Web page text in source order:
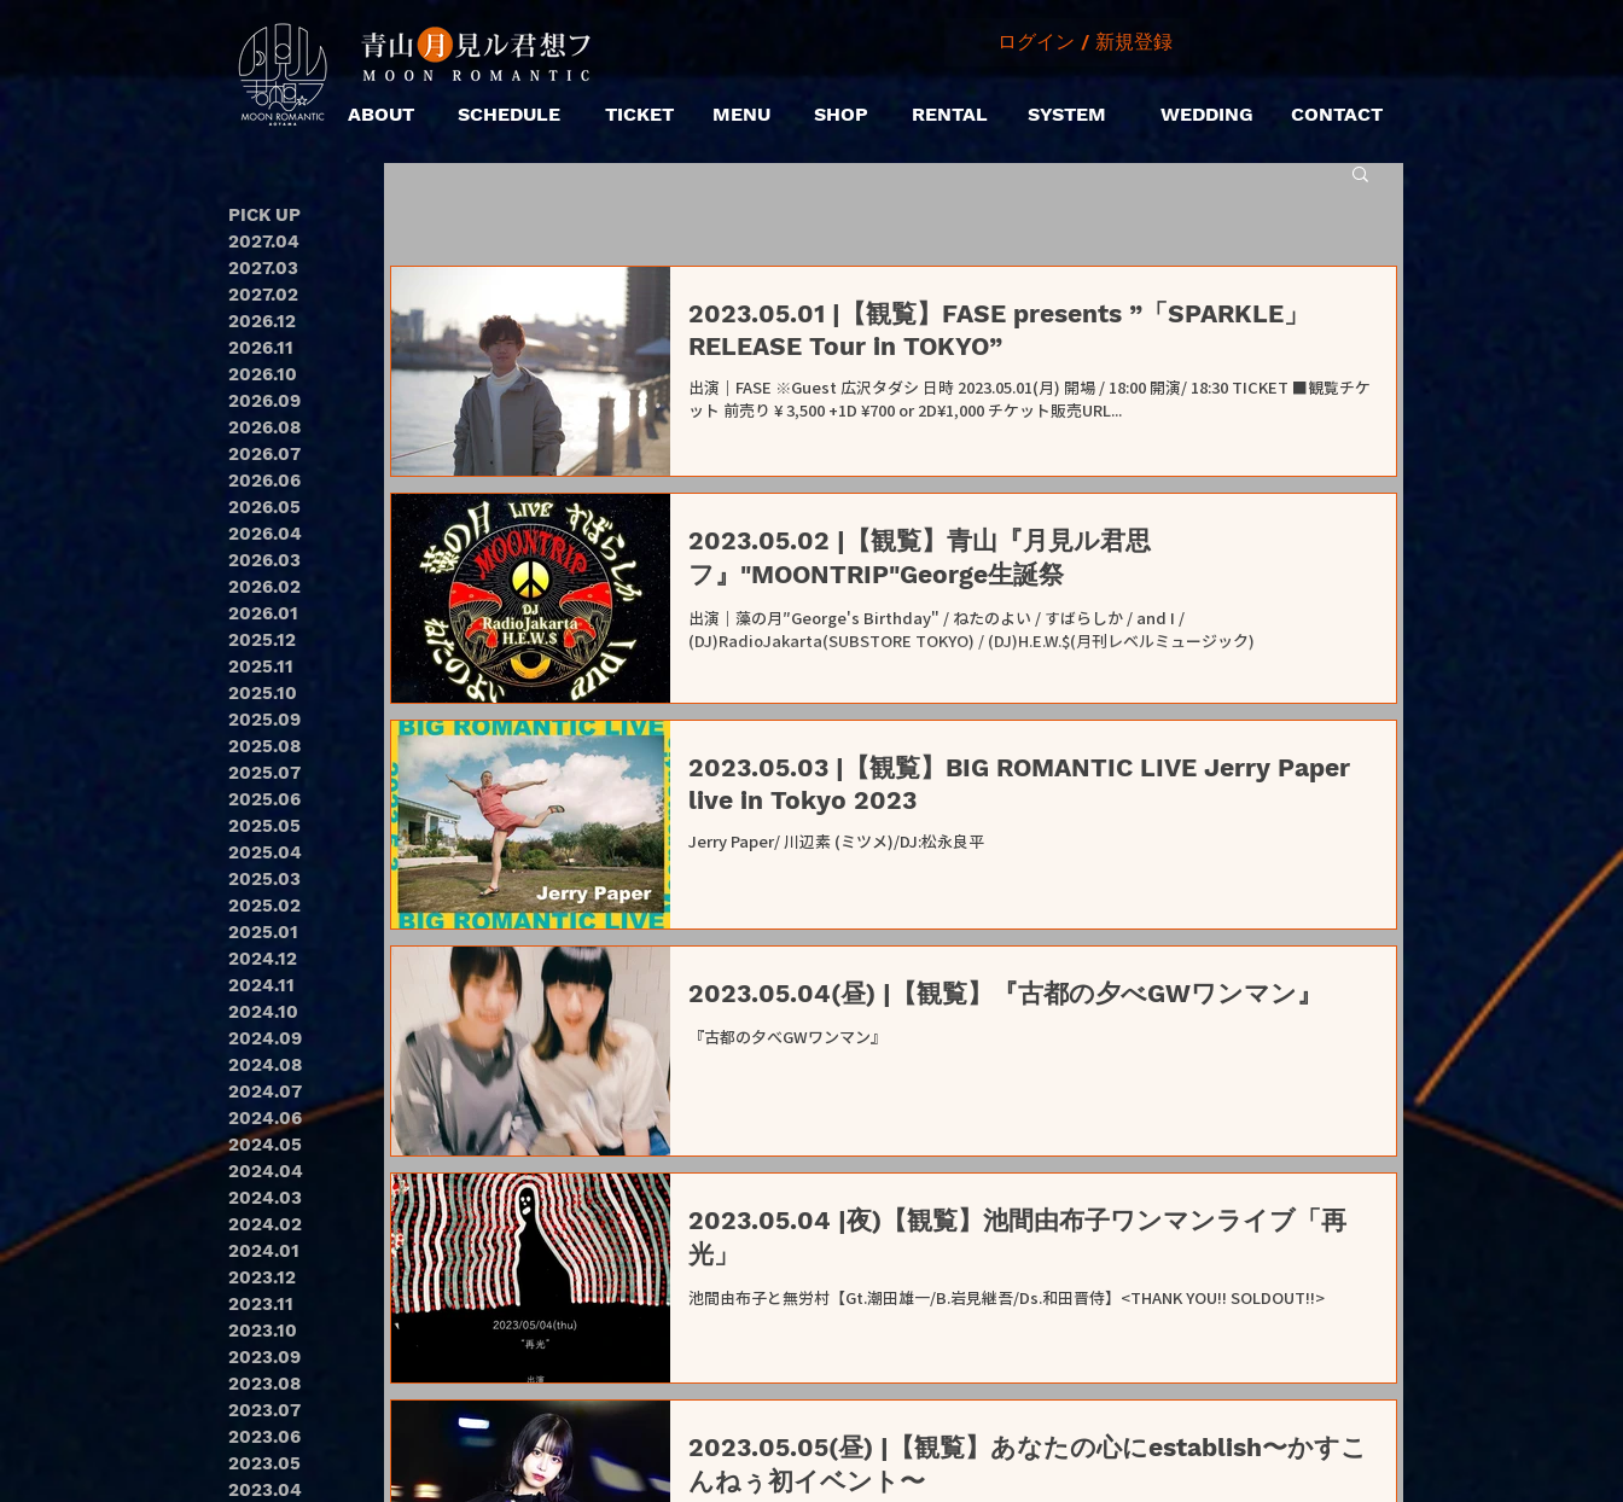
ABOUT SCHEDULE TICKET MENU SHOP
ログイン / 新規登録
RENTAL SYSTEM WEDDING CONTACT
PICK UP
2027.04
2027.03
2027.02
2026.12
2026.11
2026.10
2026.09
2026.08
2026.07
2026.06
2026.05
2026.04
2026.03
2026.02
2026.01
2025.12
2025.11
2025.10
2025.09
2025.08
2025.07
2025.06
2025.05
2025.04
2025.03
2025.02
2025.01
2024.12
2024.11
2024.10
2024.09
2024.08
2024.07
2024.06
2024.05
2024.04
2024.03
2024.02
2024.01
2023.12
2023.11
2023.10
2023.09
2023.08
2023.07
2023.06
2023.05
2023.04
2023.05.01 |【観覧】FASE presents ”「SPARKLE」
RELEASE Tour in TOKYO”
出演｜FASE ※Guest 広沢タダシ 日時 2023.05.01(月) 開場 / 18:00 開演/ 18:30 TICKET ■観覧チケ
ット 前売り ¥ 3,500 +1D ¥700 or 2D¥1,000 チケット販売URL...
2023.05.02 |【観覧】青山『月見ル君思
フ』"MOONTRIP"George生誕祭
出演｜藻の月″George's Birthday" / ねたのよい / すばらしか / and I /
(DJ)RadioJakarta(SUBSTORE TOKYO) / (DJ)H.E.W.$(月刊レベルミュージック)
2023.05.03 |【観覧】BIG ROMANTIC LIVE Jerry Paper
live in Tokyo 2023
Jerry Paper/ 川辺素 (ミツメ)/DJ:松永良平
2023.05.04(昼) |【観覧】『古都の夕べGWワンマン』
『古都の夕べGWワンマン』
2023.05.04 |夜)【観覧】池間由布子ワンマンライブ「再
光」
池間由布子と無労村【Gt.潮田雄一/B.岩見継吾/Ds.和田晋侍】<THANK YOU!! SOLDOUT!!>
2023.05.05(昼) |【観覧】あなたの心にestablish〜かすこ
んねぅ初イベント〜